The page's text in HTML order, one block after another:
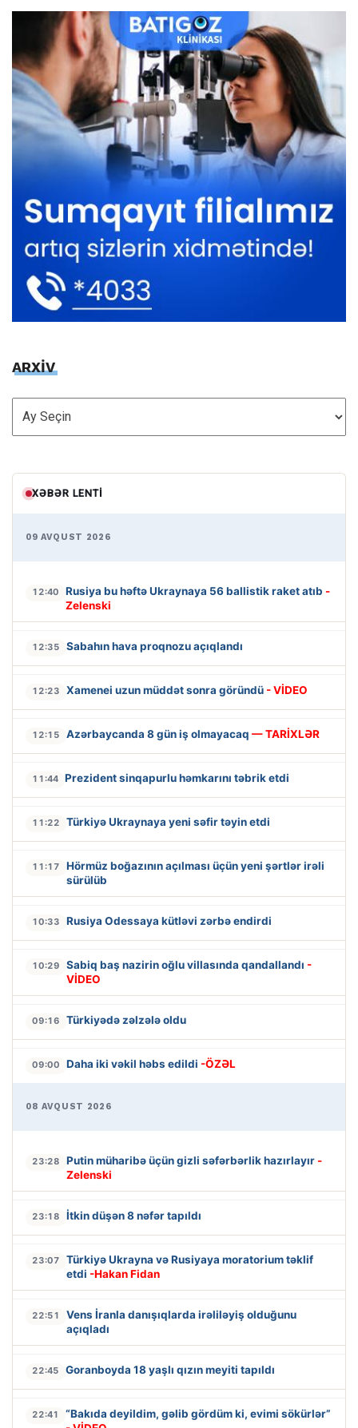
ARXİV
ARXİV
XƏBƏR LENTI
09 AVQUST 2026
12:40 Rusiya bu həftə Ukraynaya 56 ballistik raket atıb -
Zelenski
12:35 Sabahın hava proqnozu açıqlandı
12:23 Xamenei uzun müddət sonra göründü - VİDEO
12:15 Azərbaycanda 8 gün iş olmayacaq — TARİXLƏR
11:44 Prezident sinqapurlu həmkarını təbrik etdi
11:22 Türkiyə Ukraynaya yeni səfir təyin etdi
11:17
Hörmüz boğazının açılması üçün yeni şərtlər irəli
sürülüb
10:33 Rusiya Odessaya kütləvi zərbə endirdi
10:29 Sabiq baş nazirin oğlu villasında qandallandı -
VİDEO
09:16 Türkiyədə zəlzələ oldu
09:00 Daha iki vəkil həbs edildi -ÖZƏL
08 AVQUST 2026
23:28 Putin müharibə üçün gizli səfərbərlik hazırlayır -
Zelenski
23:18 İtkin düşən 8 nəfər tapıldı
23:07
Türkiyə Ukrayna və Rusiyaya moratorium təklif
etdi -Hakan Fidan
22:51
Vens İranla danışıqlarda irəliləyiş olduğunu
açıqladı
22:45 Goranboyda 18 yaşlı qızın meyiti tapıldı
22:41
“Bakıda deyildim, gəlib gördüm ki, evimi sökürlər”